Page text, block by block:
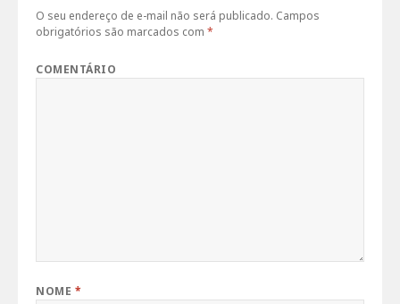
O seu endereço de e-mail não será publicado. Campos
obrigatórios são marcados com*
COMENTÁRIO
NOME *